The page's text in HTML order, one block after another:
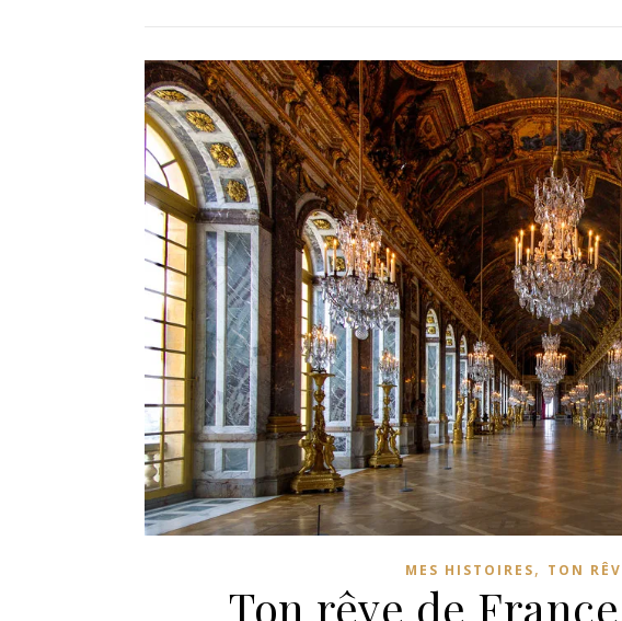
MES HISTOIRES, TON
Ton rêve de